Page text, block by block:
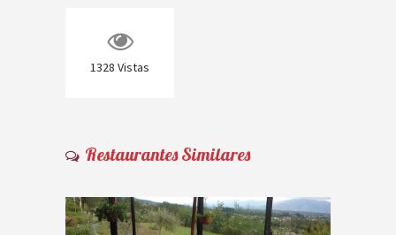
1328 Vistas
Restaurantes Similares